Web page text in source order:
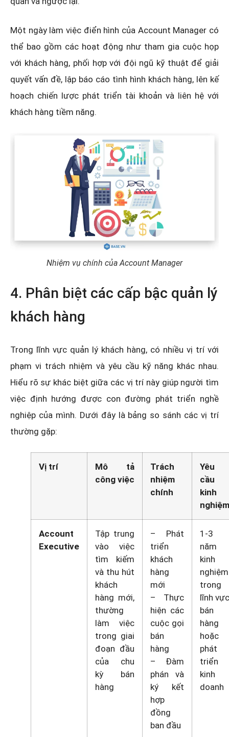
Một ngày làm việc điển hình của Account Manager có
thể bao gồm các hoạt động như tham gia cuộc họp
với khách hàng, phối hợp với đội ngũ kỹ thuật để giải
quyết vấn đề, lập báo cáo tình hình khách hàng, lên kế
hoạch chiến lược phát triển tài khoản và liên hệ với
khách hàng tiềm năng.
Nhiệm vụ chính của Account Manager
4. Phân biệt các cấp bậc quản lý
khách hàng
Trong lĩnh vực quản lý khách hàng, có nhiều vị trí với
phạm vi trách nhiệm và yêu cầu kỹ năng khác nhau.
Hiểu rõ sự khác biệt giữa các vị trí này giúp người tìm
việc định hướng được con đường phát triển nghề
nghiệp của mình. Dưới đây là bảng so sánh các vị trí
thường gặp:
Vị trí
Mô tả
công việc
Trách
nhiệm
chính
Yêu
cầu
kinh
nghiệm
Account
Executive
Tập trung
vào việc
tìm kiếm
và thu hút
khách
hàng mới,
thường
làm việc
trong giai
đoạn đầu
của chu
kỳ bán
hàng
– Phát
triển
khách
hàng
mới
– Thực
hiện các
cuộc gọi
bán
hàng
– Đàm
phán và
ký kết
hợp
đồng
ban đầu
1-3
năm
kinh
nghiệm
trong
lĩnh vực
bán
hàng
hoặc
phát
triển
kinh
doanh